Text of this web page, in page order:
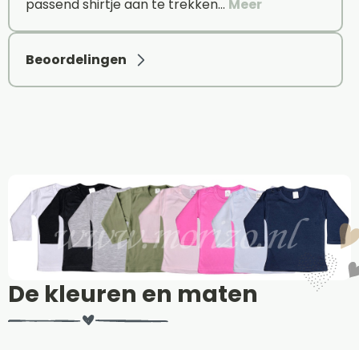
passend shirtje aan te trekken… Meer
Beoordelingen
De kleuren en maten